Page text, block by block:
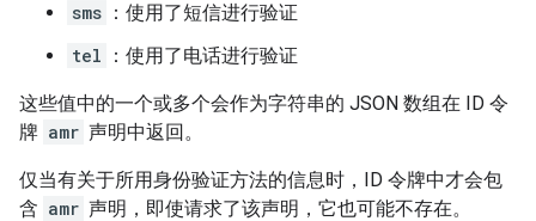
sms ：使用了短信进行验证
tel
：使用了电话进行验证
这些值中的一个或多个会作为字符串的 JSON 数组在 ID 令
牌 amr 声明中返回。
仅当有关于所用身份验证方法的信息时，ID 令牌中才会包
含 amr 声明，即使请求了该声明，它也可能不存在。